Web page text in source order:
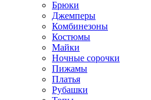
Брюки
Джемперы
Комбинезоны
Костюмы
Майки
Ночные сорочки
Пижамы
Платья
Рубашки